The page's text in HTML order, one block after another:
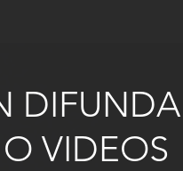
DIFUNDA
VIDEOS